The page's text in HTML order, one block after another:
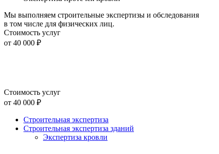
Мы выполняем строительные экспертизы и обследования
в том числе для физических лиц.
Стоимость услуг
от 40 000 ₽
Стоимость услуг
от 40 000 ₽
Строительная экспертиза
Строительная экспертиза зданий
Экспертиза кровли